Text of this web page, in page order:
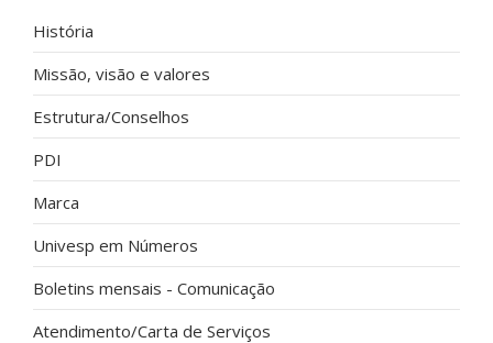
História
Missão, visão e valores
Estrutura/Conselhos
PDI
Marca
Univesp em Números
Boletins mensais - Comunicação
Atendimento/Carta de Serviços